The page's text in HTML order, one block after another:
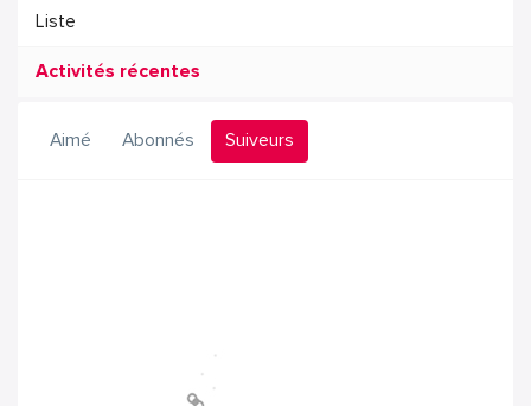
Liste
Activités récentes
Aimé Abonnés Suiveurs